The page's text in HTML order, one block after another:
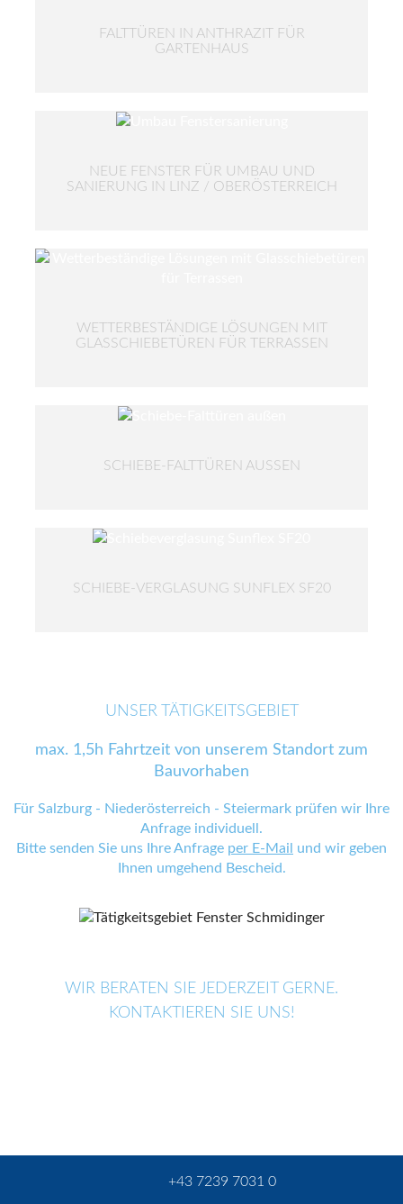
FALTTÜREN IN ANTHRAZIT FÜR
GARTENHAUS
NEUE FENSTER FÜR UMBAU UND
SANIERUNG IN LINZ / OBERÖSTERREICH
WETTERBESTÄNDIGE LÖSUNGEN MIT
GLASSCHIEBETÜREN FÜR TERRASSEN
SCHIEBE-FALTTÜREN AUSSEN
SCHIEBE-VERGLASUNG SUNFLEX SF20
UNSER TÄTIGKEITSGEBIET
max. 1,5h Fahrtzeit von unserem Standort zum
Bauvorhaben
Für Salzburg - Niederösterreich - Steiermark prüfen wir Ihre
Anfrage individuell.
Bitte senden Sie uns Ihre Anfrage per E-Mail
und wir geben
Ihnen umgehend Bescheid.
WIR BERATEN SIE JEDERZEIT GERNE.
KONTAKTIEREN SIE UNS!
+43 7239 7031 0